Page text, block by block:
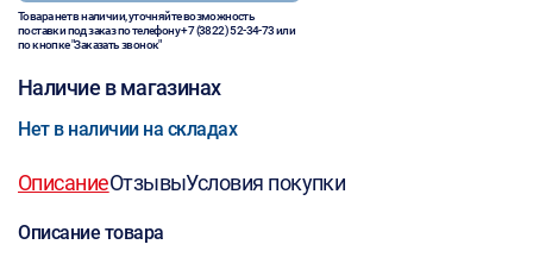
Товара нет в наличии, уточняйте возможность
поставки под заказ по телефону+7 (3822) 52-34-73или
по кнопке "Заказать звонок"
Наличие в магазинах
Нет в наличии на складах
ОписаниеОтзывыУсловия покупки
Описание товара